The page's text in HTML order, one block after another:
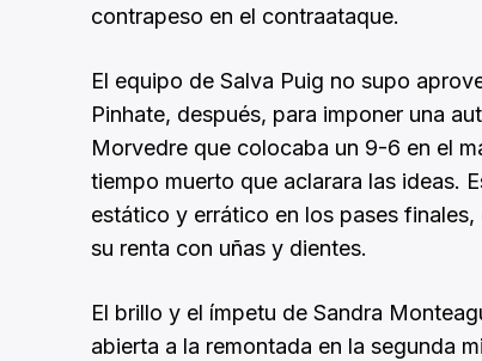
contrapeso en el contraataque.
El equipo de Salva Puig no supo
Pinhate, después, para imponer una
Morvedre que colocaba un 9-6 en el
tiempo muerto que aclarara las ideas.
estático y errático en los pases
su renta con uñas y dientes.
El brillo y el ímpetu de Sandra
abierta a la remontada en la segunda